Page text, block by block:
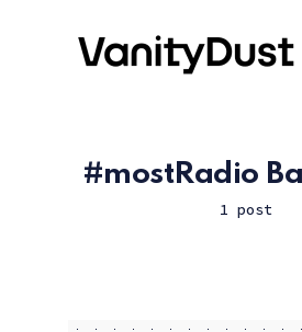
mostRadio
1 post